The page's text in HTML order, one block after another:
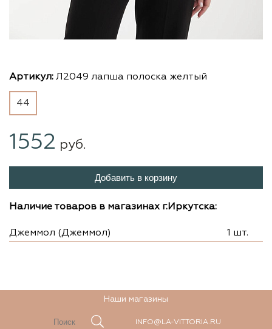
Артикул: Л2049 лапша полоска желтый
44
1552 руб.
Добавить в корзину
Наличие товаров в магазинах г.Иркутска:
Джеммол (Джеммол) 1 шт.
Наши магазины
INFO@LA-VITTORIA.RU